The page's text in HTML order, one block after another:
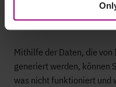
Mithilfe der Daten, die
generiert werden, können
was nicht funktioniert und